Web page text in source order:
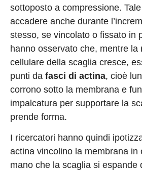
sottoposto a compressione.
accadere anche durante
stesso, se vincolato o fissato in
hanno osservato che, mentre la
cellulare della scaglia cresce,
punti da fasci di actina, cioè
corrono sotto la membrana e
impalcatura per supportare la
prende forma.
I ricercatori hanno quindi
actina vincolino la membrana in
mano che la scaglia si espande